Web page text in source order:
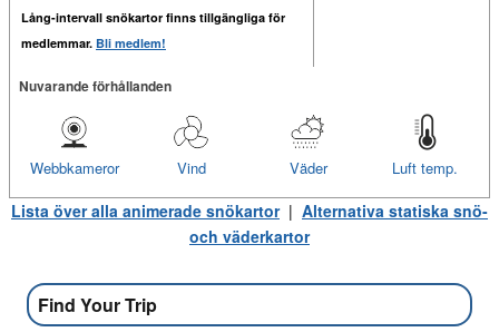
Lång-intervall snökartor finns tillgängliga för
medlemmar. Bli medlem!
Nuvarande förhållanden
Luft temp.
Väder
Vind
Webbkameror
Lista över alla animerade snökartor| Alternativa statiska snö-
och väderkartor
Find Your Trip